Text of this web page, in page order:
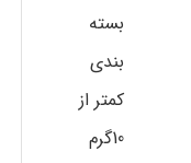
بسته
بندي
كمتر از
10گرم